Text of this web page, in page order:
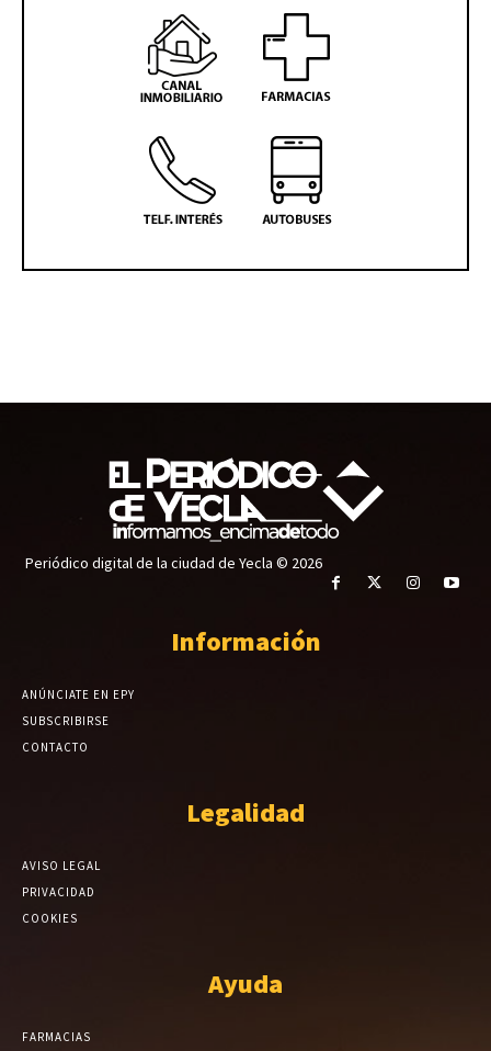
Periódico digital de la ciudad de Yecla © 2026
Información
ANÚNCIATE EN EPY
SUBSCRIBIRSE
CONTACTO
Legalidad
AVISO LEGAL
PRIVACIDAD
COOKIES
Ayuda
FARMACIAS